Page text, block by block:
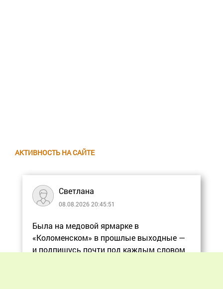
АКТИВНОСТЬ НА САЙТЕ
Светлана
08.08.2026 20:45:51
Была на медовой ярмарке в
«Коломенском» в прошлые выходные —
и подпишусь почти под каждым словом